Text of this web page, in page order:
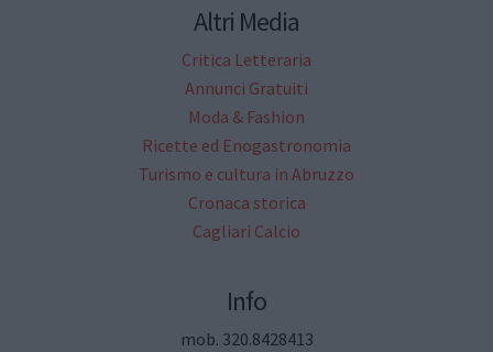
Altri Media
Critica Letteraria
Annunci Gratuiti
Moda & Fashion
Ricette ed Enogastronomia
Turismo e cultura in Abruzzo
Cronaca storica
Cagliari Calcio
Info
mob. 320.8428413